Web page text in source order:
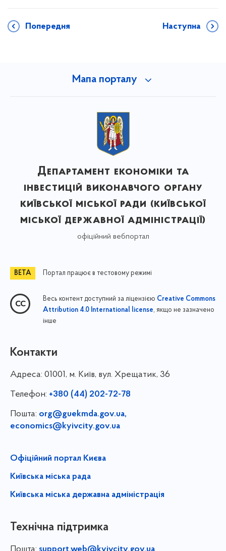
Попередня Наступна
Мапа порталу
Департамент економіки та
інвестицій виконавчого органу
київської міської ради (київської
міської державної адміністрації)
офіційний вебпортал
Портал працює в тестовому режимі
Весь контент доступний за ліцензією Creative Commons
Attribution 4.0 International license, якщо не зазначено
інше
Контакти
Адреса: 01001, м. Київ, вул. Хрещатик, 36
Телефон: +380 (44) 202-72-78
Пошта: org@guekmda.gov.ua,
economics@kyivcity.gov.ua
Офіційний портал Києва
Київська міська рада
Київська міська державна адміністрація
Технічна підтримка
Пошта: